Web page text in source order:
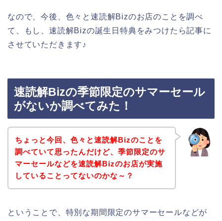
なので、今後、色々と速読解Bizのお店のことを調べ
て、もし、速読解Bizの誕生日特典をみつけたら記事に
させていただきます♪
速読解Bizの季節限定のサマーセール
がないか調べてみた！
ちょっと今回、色々と速読解Bizのことを
調べていて思ったんだけど、季節限定のサ
マーセールなどを速読解Bizのお店が実施
していることってないのかな～？
ということで、特別な期間限定のサマーセールなどが